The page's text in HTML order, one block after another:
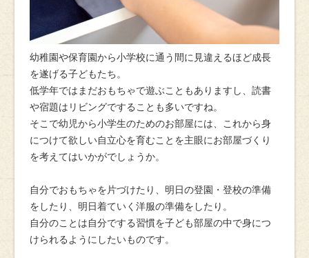
幼稚園や保育園から小学校に通う間に見違えるほど成長
を遂げる子どもたち。
低学年ではまだおもちゃで遊ぶこともありますし、読書
や宿題はリビングですることも多いですね。
そこで幼児から小学生のためのお部屋には、これから身
につけて欲しい自立心を育むことを主眼にお部屋づくり
を考えてはいかがでしょうか。
自分でおもちゃを片づけたり、明日の登園・登校の準備
をしたり、明日着ていく洋服の準備をしたり。
自分のことは自分でする習慣を子ども部屋の中で身につ
けられるようにしたいものです。